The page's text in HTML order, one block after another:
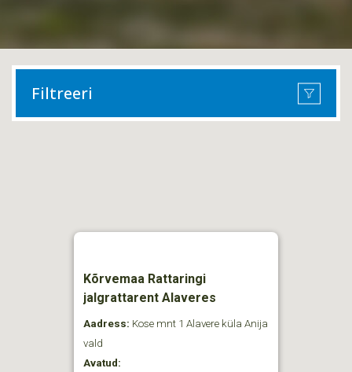
Filtreeri
Kõrvemaa Rattaringi
jalgrattarent Alaveres
Aadress: Kose mnt 1 Alavere küla Anija
vald
Avatud: